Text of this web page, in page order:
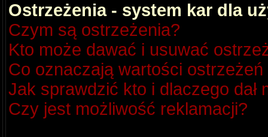
Ostrzeżenia - system kar dla
Czym są ostrzeżenia?
Kto może dawać i usuwać
Co oznaczają wartości
Jak sprawdzić kto i dlaczego dał
Czy jest możliwość reklamacji?